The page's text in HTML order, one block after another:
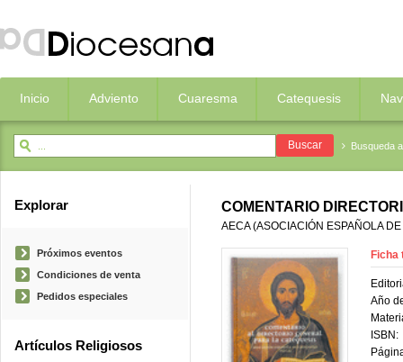
Inicio Adviento Cuaresma Catequesis
Busqueda
Explorar
Próximos eventos
Condiciones de venta
Pedidos especiales
Artículos Religiosos
COMENTARIO
AECA (ASOCIACIÓN ESPAÑOLA
Ficha
Año
ISBN: